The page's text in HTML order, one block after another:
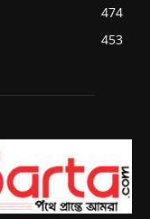
474
453